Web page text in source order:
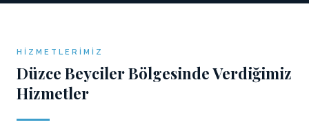
HIZMETLERIMIZ
Düzce Beyciler Bölgesinde Verdiğimiz
Hizmetler